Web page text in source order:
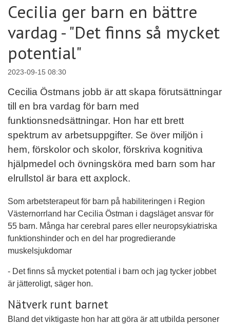
Cecilia ger barn en bättre
vardag - "Det finns så mycket
potential"
2023-09-15 08:30
Cecilia Östmans jobb är att skapa förutsättningar
till en bra vardag för barn med
funktionsnedsättningar. Hon har ett brett
spektrum av arbetsuppgifter. Se över miljön i
hem, förskolor och skolor, förskriva kognitiva
hjälpmedel och övningsköra med barn som har
elrullstol är bara ett axplock.
Som arbetsterapeut för barn på habiliteringen i Region
Västernorrland har Cecilia Östman i dagsläget ansvar för
55 barn. Många har cerebral pares eller neuropsykiatriska
funktionshinder och en del har progredierande
muskelsjukdomar
- Det finns så mycket potential i barn och jag tycker jobbet
är jätteroligt, säger hon.
Nätverk runt barnet
Bland det viktigaste hon har att göra är att utbilda personer